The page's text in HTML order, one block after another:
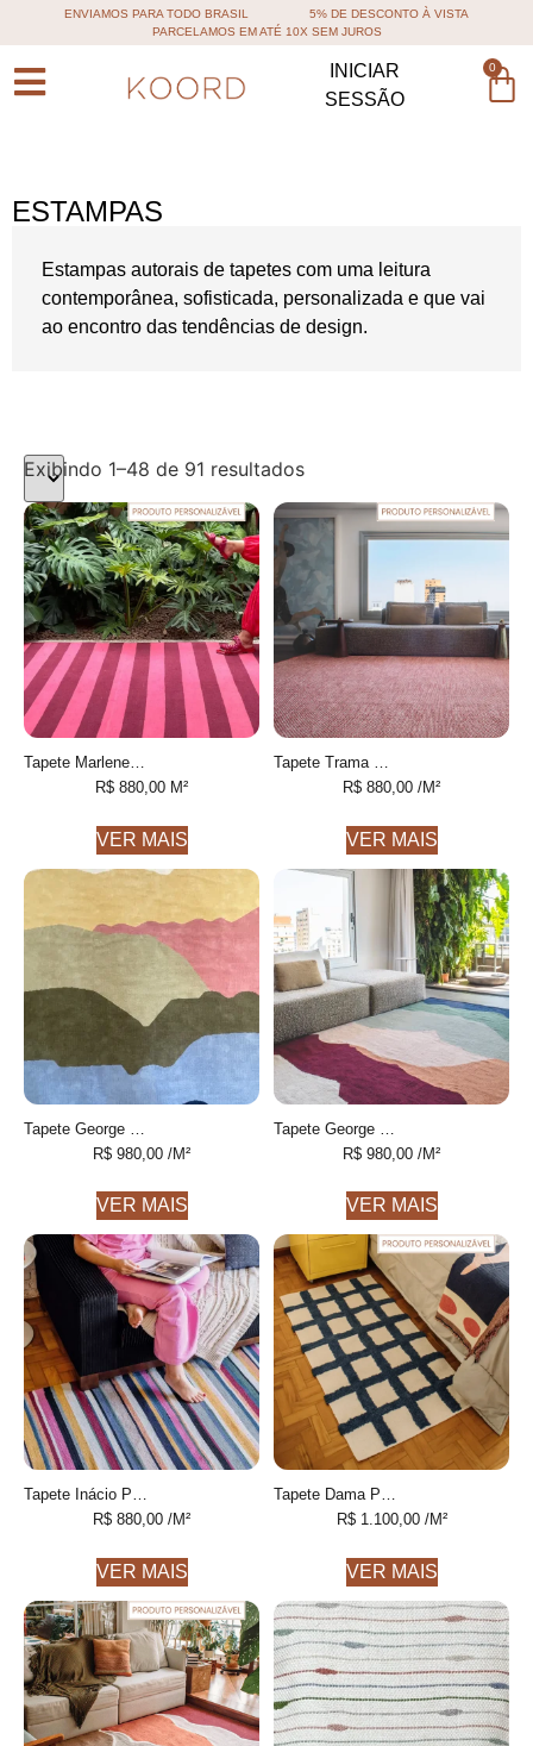
ENVIAMOS PARA TODO BRASIL
5% DE DESCONTO À VISTA
PARCELAMOS EM ATÉ 10X SEM JUROS
INICIAR
SESSÃO
0
ESTAMPAS
Estampas autorais de tapetes com uma leitura
contemporânea, sofisticada, personalizada e que vai
ao encontro das tendências de design.
Exibindo 1–48 de 91 resultados
Tapete Marlene geométrico feito à mão, 100% algodão reciclado
R$ 880,00 M²
VER MAIS
Tapete Trama Personalizável Com textura feito à mão, 100% algodão reciclado
R$ 880,00 /M²
VER MAIS
R$ 980,00 /M²
VER MAIS
R$ 980,00 /M²
VER MAIS
Tapete Inácio Personalizável Listras Finas colorido feito à mão, 100% algodão reciclado
R$ 880,00 /M²
VER MAIS
Tapete Dama Personalizável Xadrez feito à mão, 100% algodão reciclado
R$1.100,00/M²
VER MAIS